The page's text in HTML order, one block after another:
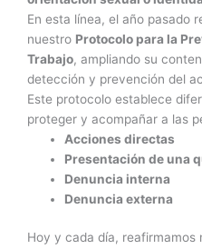
En esta línea, el año pasado
nuestro Protocolo para la
Trabajo, ampliando su
detección y prevención del
Este protocolo establece
proteger y acompañar a las
Acciones directas
Presentación de una
Denuncia interna
Denuncia externa
Hoy y cada día, reafirmamos